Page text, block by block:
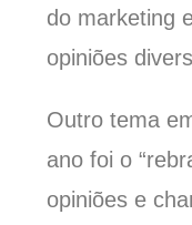
do marketing
opiniões
Outro tema
ano foi o
opiniões e